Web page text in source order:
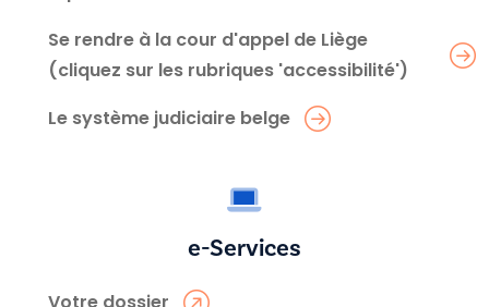
Se rendre à la cour d'appel de Liège
(cliquez sur les rubriques 'accessibilité')
Le système judiciaire belge
e-Services
Votre dossier